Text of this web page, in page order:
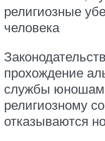
религиозные
человека
прохождение
службы
религиозному
отказываются